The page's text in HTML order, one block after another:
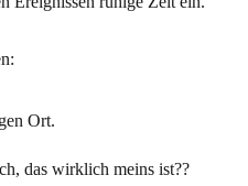
Ort.
das wirklich meins ist??